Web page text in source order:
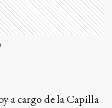
a cargo de la Capilla